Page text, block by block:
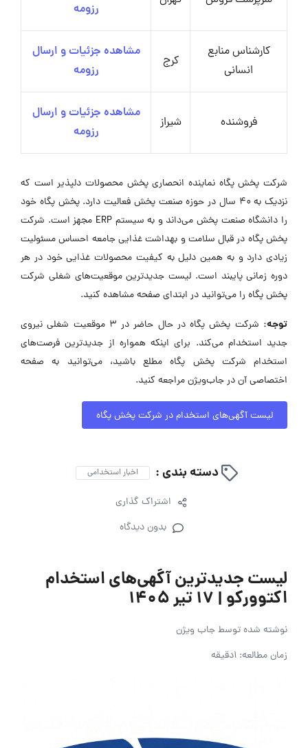
رزومه
کارشناس منابع
انسانی
کرج
مشاهده جزئیات و ارسال
رزومه
فروشنده شیراز
مشاهده جزئیات و ارسال
رزومه
شرکت پخش پگاه نماینده انحصاری پخش محصولات دلپذیر است که
نزدیک به 40 سال در حوزه صنعت پخش فعالیت دارد. پخش پگاه خود
را دانشگاه صنعت پخش می‌داند و به سیستم ERP مجهز است. شرکت
پخش پگاه در قبال سلامت و بهداشت غذایی جامعه احساس مسئولیت
زیادی دارد و به همین دلیل به کیفیت محصولات غذایی خود در هر
دوره زمانی پایبند است. لیست جدیدترین موقعیت‌های شغلی شرکت
پخش پگاه را می‌توانید در ابتدای صفحه مشاهده کنید.
توجه:
شرکت پخش پگاه در حال حاضر در ۳ موقعیت شغلی نیروی
جدید استخدام می‌کند. برای اینکه همواره از جدیدترین فرصت‌های
استخدام شرکت پخش پگاه مطلع باشید، می‌توانید به صفحه
اختصاصی آن در جاب‌ویژن مراجعه کنید.
لیست آگهی‌های استخدام در شرکت پخش پگاه
دسته بندی : اخبار استخدامی
اشتراک گذاری
بدون دیدگاه
لیست جدیدترین آگهی‌های استخدام
اکتوورکو | ۱۷ تیر ۱۴۰۵
نوشته شده توسطجاب ویژن
زمان مطالعه: 1دقیقه